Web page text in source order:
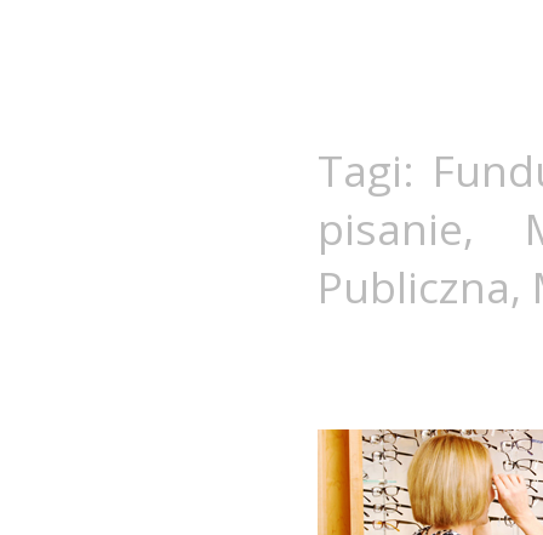
Tagi:
pisanie,
Publiczna,